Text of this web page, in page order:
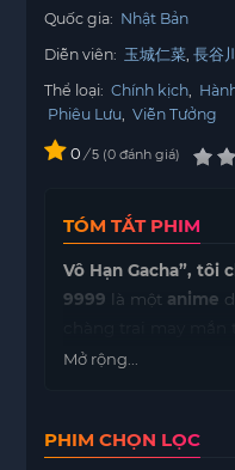
Quốc gia: Nhật Bản
Diễn viên: 玉城仁菜 長谷
Thể loại: Chính kịch,
Phiêu Lưu, Viễn Tưởng
0 / 5 0 đánh giá
TÓM TẮT PHIM
Vô Hạn Gacha”, tôi
9999 là một anime
hạn”, cho phép triệu
sót giữa các tầng
Mở rộng...
PHIM CHỌN LỌC